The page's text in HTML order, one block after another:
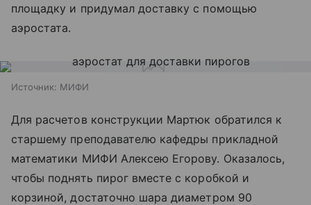
площадку и придумал доставку с помощью
аэростата.
Источник: МИФИ
Для расчетов конструкции Мартюк обратился к
старшему преподавателю кафедры прикладной
математики МИФИ Алексею Егорову. Оказалось,
чтобы поднять пирог вместе с коробкой и
корзиной, достаточно шара диаметром 90